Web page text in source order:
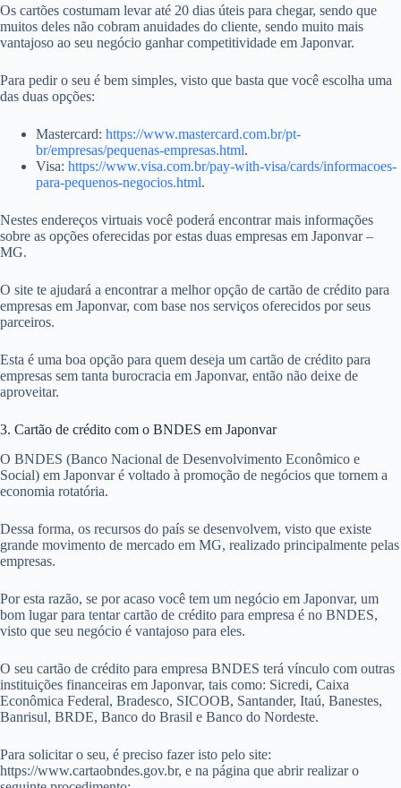
Os cartões costumam levar até 20 dias úteis para chegar, sendo que
muitos deles não cobram anuidades do cliente, sendo muito mais
vantajoso ao seu negócio ganhar competitividade em Japonvar.
Para pedir o seu é bem simples, visto que basta que você escolha uma
das duas opções:
Mastercard: https://www.mastercard.com.br/pt-
br/empresas/pequenas-empresas.html.
Visa: https://www.visa.com.br/pay-with-visa/cards/informacoes-
para-pequenos-negocios.html.
Nestes endereços virtuais você poderá encontrar mais informações
sobre as opções oferecidas por estas duas empresas em Japonvar –
MG.
O site te ajudará a encontrar a melhor opção de cartão de crédito para
empresas em Japonvar, com base nos serviços oferecidos por seus
parceiros.
Esta é uma boa opção para quem deseja um cartão de crédito para
empresas sem tanta burocracia em Japonvar, então não deixe de
aproveitar.
3. Cartão de crédito com o BNDES em Japonvar
O BNDES (Banco Nacional de Desenvolvimento Econômico e
Social) em Japonvar é voltado à promoção de negócios que tornem a
economia rotatória.
Dessa forma, os recursos do país se desenvolvem, visto que existe
grande movimento de mercado em MG, realizado principalmente pelas
empresas.
Por esta razão, se por acaso você tem um negócio em Japonvar, um
bom lugar para tentar cartão de crédito para empresa é no BNDES,
visto que seu negócio é vantajoso para eles.
O seu cartão de crédito para empresa BNDES terá vínculo com outras
instituições financeiras em Japonvar, tais como: Sicredi, Caixa
Econômica Federal, Bradesco, SICOOB, Santander, Itaú, Banestes,
Banrisul, BRDE, Banco do Brasil e Banco do Nordeste.
Para solicitar o seu, é preciso fazer isto pelo site:
https://www.cartaobndes.gov.br, e na página que abrir realizar o